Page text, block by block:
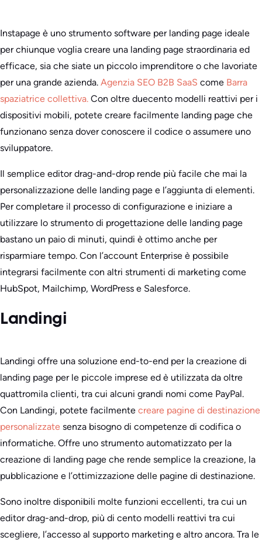
Instapage è uno strumento software per landing page ideale
per chiunque voglia creare una landing page straordinaria ed
efficace, sia che siate un piccolo imprenditore o che lavoriate
per una grande azienda. Agenzia SEO B2B SaaS come Barra
spaziatrice collettiva. Con oltre duecento modelli reattivi per i
dispositivi mobili, potete creare facilmente landing page che
funzionano senza dover conoscere il codice o assumere uno
sviluppatore.
Il semplice editor drag-and-drop rende più facile che mai la
personalizzazione delle landing page e l’aggiunta di elementi.
Per completare il processo di configurazione e iniziare a
utilizzare lo strumento di progettazione delle landing page
bastano un paio di minuti, quindi è ottimo anche per
risparmiare tempo. Con l’account Enterprise è possibile
integrarsi facilmente con altri strumenti di marketing come
HubSpot, Mailchimp, WordPress e Salesforce.
Landingi
Landingi offre una soluzione end-to-end per la creazione di
landing page per le piccole imprese ed è utilizzata da oltre
quattromila clienti, tra cui alcuni grandi nomi come PayPal.
Con Landingi, potete facilmente creare pagine di destinazione
personalizzate senza bisogno di competenze di codifica o
informatiche. Offre uno strumento automatizzato per la
creazione di landing page che rende semplice la creazione, la
pubblicazione e l’ottimizzazione delle pagine di destinazione.
Sono inoltre disponibili molte funzioni eccellenti, tra cui un
editor drag-and-drop, più di cento modelli reattivi tra cui
scegliere, l’accesso al supporto marketing e altro ancora. Tra le